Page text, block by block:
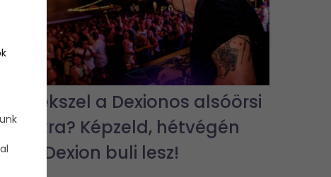
Emlékszel a Dexionos alsóörsi
bulikra? Képzeld, hétvégén
újra Dexion buli lesz!